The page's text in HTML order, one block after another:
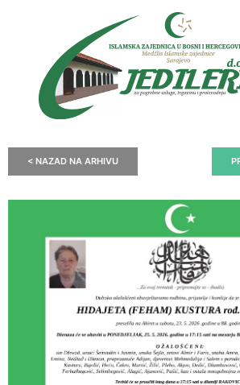
< NAZAD NA ARHIVU